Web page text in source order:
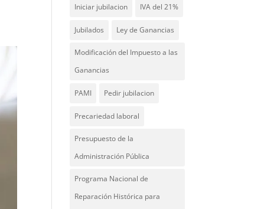
Iniciar jubilacion IVA del 21%
Jubilados Ley de Ganancias
Modificación del Impuesto a las
Ganancias
PAMI Pedir jubilacion
Precariedad laboral
Presupuesto de la
Administración Pública
Programa Nacional de
Reparación Histórica para